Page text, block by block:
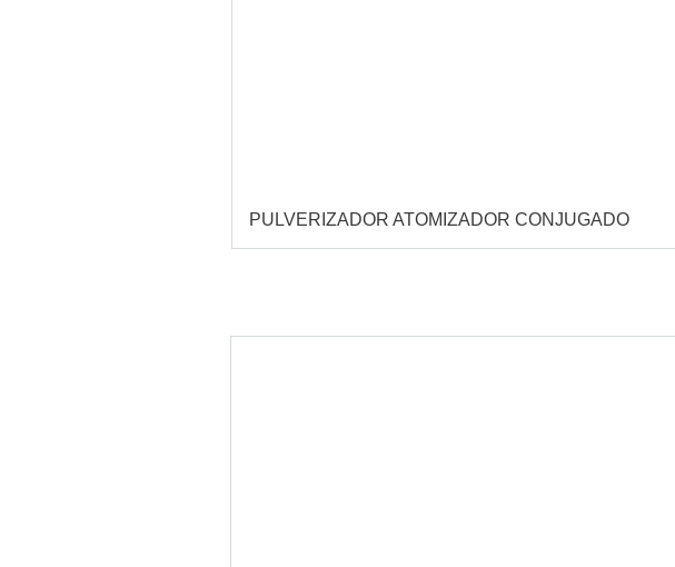
PULVERIZADOR ATOMIZADOR CONJUGADO